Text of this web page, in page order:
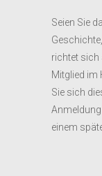
Seien Sie
richtet sich
Mitglied im
Sie sich
einem